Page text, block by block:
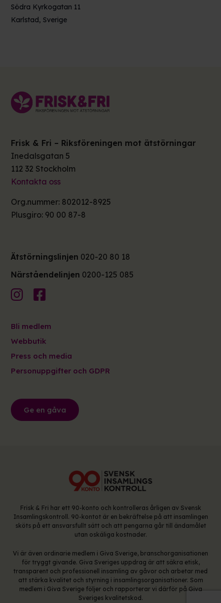
Södra Kyrkogatan 11
Karlstad, Sverige
Frisk & Fri – Riksföreningen mot ätstörningar
Inedalsgatan 5
112 32 Stockholm
Kontakta oss
Org.nummer: 802012-8925
Plusgiro: 90 00 87-8
Ätstörningslinjen 020-20 80 18
Närståendelinjen 0200-125 085
Bli medlem
Webbutik
Press och media
Personuppgifter och GDPR
Ge en gåva
Frisk & Fri har ett 90-konto och kontrolleras årligen av Svensk
Insamlingskontroll. 90-kontot är en bekräftelse på att insamlingen
sköts på ett ansvarsfullt sätt och att pengarna går till ändamålet
utan oskäliga kostnader.
Vi är även ordinarie medlem i Giva Sverige, branschorganisationen
för tryggt givande. Giva Sveriges uppdrag är att säkra etisk,
transparent och professionell insamling av gåvor och arbetar med
att stärka kvalitet och styrning i insamlingsorganisationer. Som
medlem i Giva Sverige följer och rapporterar vi därför på Giva
Sveriges kvalitetskod.